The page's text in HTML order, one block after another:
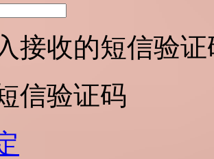
接收的短信验证
信验证码